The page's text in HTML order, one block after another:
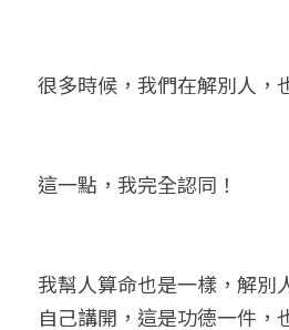
很多時候，我們在解別人，
這一點，我完全認同！
我幫人算命也是一樣，解別
自己講開，這是功德一件，